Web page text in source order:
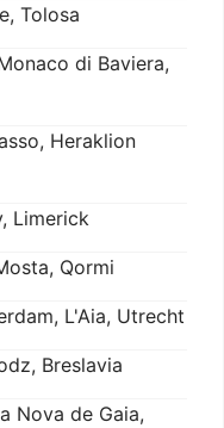
Tolosa
di Baviera,
Heraklion
Limerick
Qormi
L'Aia, Utrecht
Breslavia
Nova de Gaia,